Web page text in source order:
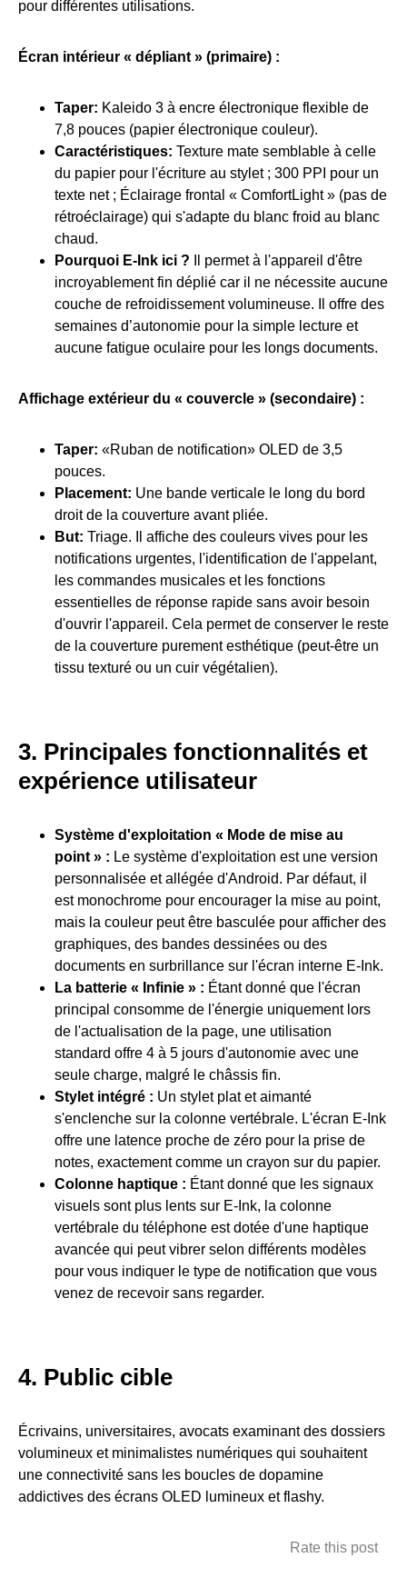
pour différentes utilisations.
Écran intérieur « dépliant » (primaire) :
Taper: Kaleido 3 à encre électronique flexible de
7,8 pouces (papier électronique couleur).
Caractéristiques: Texture mate semblable à celle
du papier pour l'écriture au stylet ; 300 PPI pour un
texte net ; Éclairage frontal « ComfortLight » (pas de
rétroéclairage) qui s'adapte du blanc froid au blanc
chaud.
Pourquoi E-Ink ici ? Il permet à l'appareil d'être
incroyablement fin déplié car il ne nécessite aucune
couche de refroidissement volumineuse. Il offre des
semaines d’autonomie pour la simple lecture et
aucune fatigue oculaire pour les longs documents.
Affichage extérieur du « couvercle » (secondaire) :
Taper: «Ruban de notification» OLED de 3,5
pouces.
Placement: Une bande verticale le long du bord
droit de la couverture avant pliée.
But: Triage. Il affiche des couleurs vives pour les
notifications urgentes, l'identification de l'appelant,
les commandes musicales et les fonctions
essentielles de réponse rapide sans avoir besoin
d'ouvrir l'appareil. Cela permet de conserver le reste
de la couverture purement esthétique (peut-être un
tissu texturé ou un cuir végétalien).
3. Principales fonctionnalités et
expérience utilisateur
Système d'exploitation « Mode de mise au
point » : Le système d'exploitation est une version
personnalisée et allégée d'Android. Par défaut, il
est monochrome pour encourager la mise au point,
mais la couleur peut être basculée pour afficher des
graphiques, des bandes dessinées ou des
documents en surbrillance sur l'écran interne E-Ink.
La batterie « Infinie » : Étant donné que l'écran
principal consomme de l'énergie uniquement lors
de l'actualisation de la page, une utilisation
standard offre 4 à 5 jours d'autonomie avec une
seule charge, malgré le châssis fin.
Stylet intégré : Un stylet plat et aimanté
s'enclenche sur la colonne vertébrale. L'écran E-Ink
offre une latence proche de zéro pour la prise de
notes, exactement comme un crayon sur du papier.
Colonne haptique : Étant donné que les signaux
visuels sont plus lents sur E-Ink, la colonne
vertébrale du téléphone est dotée d'une haptique
avancée qui peut vibrer selon différents modèles
pour vous indiquer le type de notification que vous
venez de recevoir sans regarder.
4. Public cible
Écrivains, universitaires, avocats examinant des dossiers
volumineux et minimalistes numériques qui souhaitent
une connectivité sans les boucles de dopamine
addictives des écrans OLED lumineux et flashy.
Rate this post